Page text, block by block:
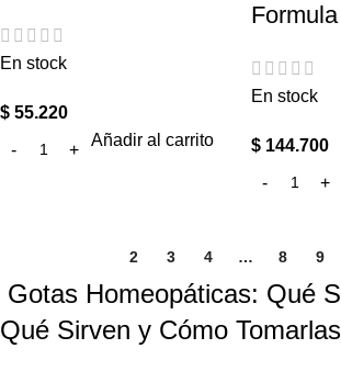
En stock
$ 55.220
Añadir al carrito
En stock
$ 144.700
2 3 4 … 8 9
Gotas Homeopáticas: Qué
Qué Sirven y Cómo Tomarlas